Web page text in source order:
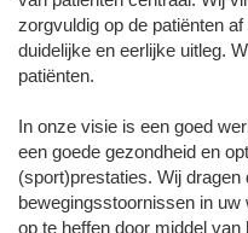
zorgvuldig op de patiënten
duidelijke en eerlijke uitleg.
patiënten.
In onze visie is een goed
een goede gezondheid en
(sport)prestaties. Wij dragen
bewegingsstoornissen in
op te heffen door middel